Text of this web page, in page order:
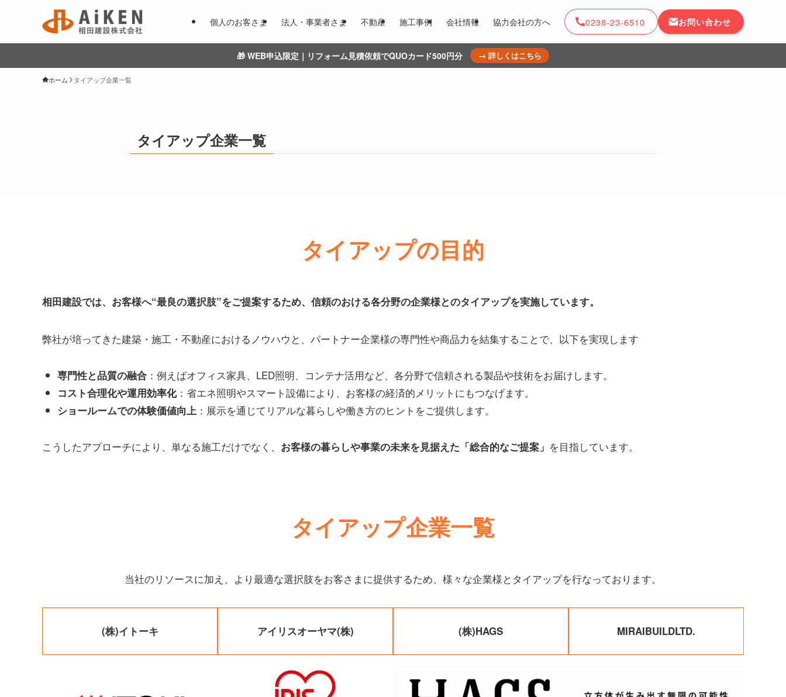
個人のお客さま 法人・事業者さま 不動産 施工事例 会社情報 協力会社の方へ 0238-23-6510 お問い合わせ
🎁 WEB申込限定｜リフォーム見積依頼でQUOカード500円分 → 詳しくはこちら
ホーム タイアップ企業一覧
タイアップ企業一覧
タイアップの目的
相田建設では、お客様へ“最良の選択肢”をご提案するため、信頼のおける各分野の企業様とのタイアップを実施しています。
弊社が培ってきた建築・施工・不動産におけるノウハウと、パートナー企業様の専門性や商品力を結集することで、以下を実現します
専門性と品質の融合：例えばオフィス家具、LED照明、コンテナ活用など、各分野で信頼される製品や技術をお届けします。
コスト合理化や運用効率化：省エネ照明やスマート設備により、お客様の経済的メリットにもつなげます。
ショールームでの体験価値向上：展示を通じてリアルな暮らしや働き方のヒントをご提供します。
こうしたアプローチにより、単なる施工だけでなく、 お客様の暮らしや事業の未来を見据えた「総合的なご提案」 を目指しています。
タイアップ企業一覧
当社のリソースに加え、より最適な選択肢をお客さまに提供するため、様々な企業様とタイアップを行なっております。
(株)イトーキ アイリスオーヤマ(株) (株)HAGS MIRAIBUILDLTD.